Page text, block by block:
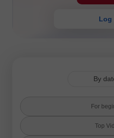
Log
By
For
Top